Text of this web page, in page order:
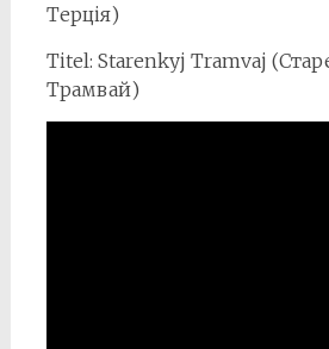
Терцiя)
Titel: Starenkyj Tramvaj
Трамвай)